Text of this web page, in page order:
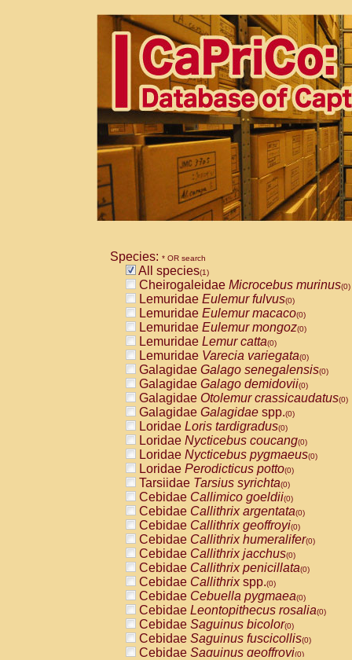
Species: * OR search
All species(1)
Cheirogaleidae Microcebus murinus(0)
Lemuridae Eulemur fulvus(0)
Lemuridae Eulemur macaco(0)
Lemuridae Eulemur mongoz(0)
Lemuridae Lemur catta(0)
Lemuridae Varecia variegata(0)
Galagidae Galago senegalensis(0)
Galagidae Galago demidovii(0)
Galagidae Otolemur crassicaudatus(0)
Galagidae Galagidae spp.(0)
Loridae Loris tardigradus(0)
Loridae Nycticebus coucang(0)
Loridae Nycticebus pygmaeus(0)
Loridae Perodicticus potto(0)
Tarsiidae Tarsius syrichta(0)
Cebidae Callimico goeldii(0)
Cebidae Callithrix argentata(0)
Cebidae Callithrix geoffroyi(0)
Cebidae Callithrix humeralifer(0)
Cebidae Callithrix jacchus(0)
Cebidae Callithrix penicillata(0)
Cebidae Callithrixspp.(0)
Cebidae Cebuella pygmaea(0)
Cebidae Leontopithecus rosalia(0)
Cebidae Saguinus bicolor(0)
Cebidae Saguinus fuscicollis(0)
Cebidae Saguinus geoffroyi(0)